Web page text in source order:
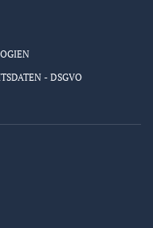
- DSGVO